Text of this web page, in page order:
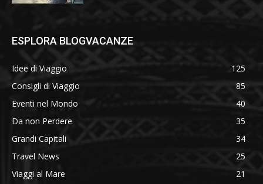
ESPLORA BLOGVACANZE
Idee di Viaggio
125
Consigli di Viaggio
85
Eventi nel Mondo
40
Da non Perdere
35
Grandi Capitali
34
Travel News
25
Viaggi al Mare
21